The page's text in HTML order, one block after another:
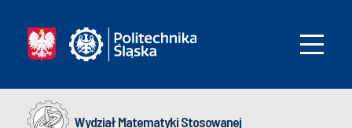
Wydział Matematyki Stosowanej